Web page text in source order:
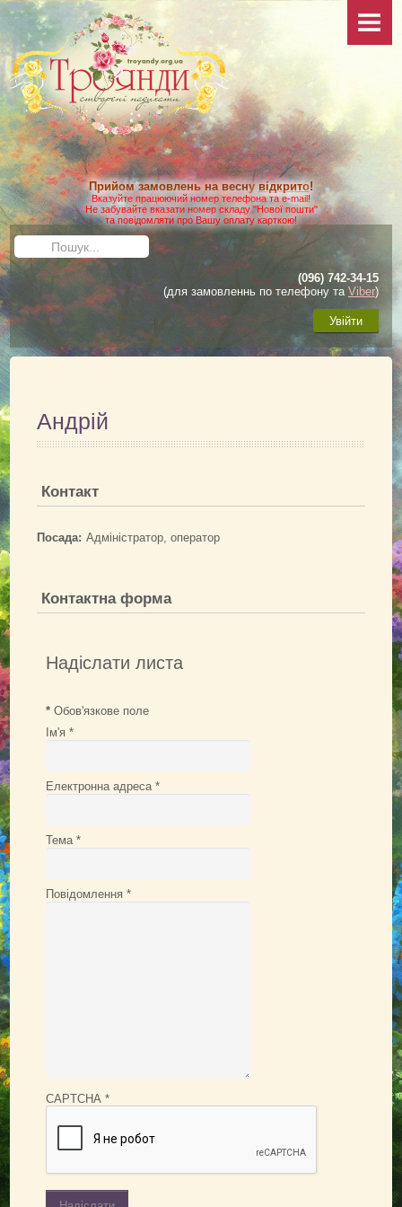
НОВИНИ
ПРО САЙТ
КОЛЕКЦІЯ
ФОТО
Ваші фото
Додаткові фото
КАТАЛОГ
Умови виконання замовлення
Доставка та оплата
Як зробити замовлення
ДОГЛЯД
Загальні матеріали
Підживлення троянд
Підготовка до зими
АДРЕСА
ВІДГУКИ
Прийом замовлень на веснувідкрито!
Вказуйте працюючий номер телефона та e-mail!
Не забувайте вказати номер складу "Нової пошти"
та повідомляти про Вашу оплату карткою!
Пошук...
(096) 742-34-15
(для замовленнь по телефону та Viber)
Увійти
Андрій
Контакт
Посада: Адміністратор, оператор
Контактна форма
Надіслати листа
* Обов'язкове поле
Ім'я *
Електронна адреса *
Тема *
Повідомлення *
CAPTCHA *